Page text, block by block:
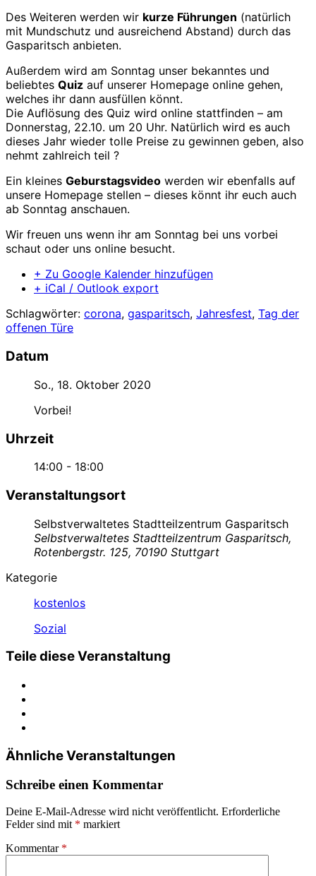
Des Weiteren werden wir kurze Führungen (natürlich
mit Mundschutz und ausreichend Abstand) durch das
Gasparitsch anbieten.
Außerdem wird am Sonntag unser bekanntes und
beliebtes Quiz auf unserer Homepage online gehen,
welches ihr dann ausfüllen könnt.
Die Auflösung des Quiz wird online stattfinden – am
Donnerstag, 22.10. um 20 Uhr. Natürlich wird es auch
dieses Jahr wieder tolle Preise zu gewinnen geben, also
nehmt zahlreich teil ?
Ein kleines Geburstagsvideo werden wir ebenfalls auf
unsere Homepage stellen – dieses könnt ihr euch auch
ab Sonntag anschauen.
Wir freuen uns wenn ihr am Sonntag bei uns vorbei
schaut oder uns online besucht.
+ Zu Google Kalender hinzufügen
+ iCal / Outlook export
Schlagwörter: corona, gasparitsch, Jahresfest, Tag der
offenen Türe
Datum
So., 18. Oktober 2020
Vorbei!
Uhrzeit
14:00 - 18:00
Veranstaltungsort
Selbstverwaltetes Stadtteilzentrum Gasparitsch
Selbstverwaltetes Stadtteilzentrum Gasparitsch,
Rotenbergstr. 125, 70190 Stuttgart
Kategorie
kostenlos
Sozial
Teile diese Veranstaltung
Ähnliche Veranstaltungen
Schreibe einen Kommentar
Deine E-Mail-Adresse wird nicht veröffentlicht. Erforderliche
Felder sind mit * markiert
Kommentar *